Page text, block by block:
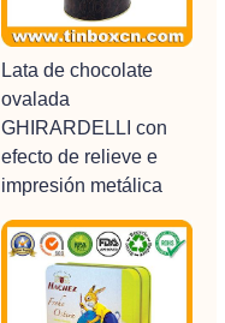
Lata de chocolate
ovalada
GHIRARDELLI con
efecto de relieve e
impresión metálica